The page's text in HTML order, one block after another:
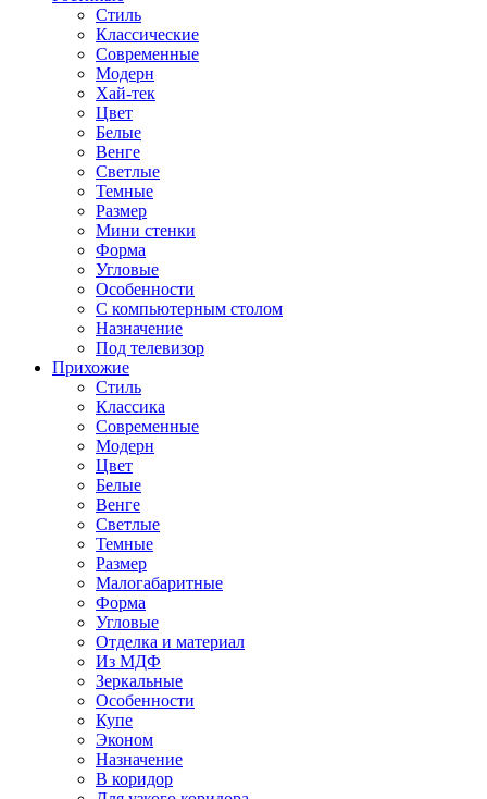
Стиль
Классические
Современные
Модерн
Хай-тек
Цвет
Белые
Венге
Светлые
Темные
Размер
Мини стенки
Форма
Угловые
Особенности
С компьютерным столом
Назначение
Под телевизор
Прихожие
Стиль
Классика
Современные
Модерн
Цвет
Белые
Венге
Светлые
Темные
Размер
Малогабаритные
Форма
Угловые
Отделка и материал
Из МДФ
Зеркальные
Особенности
Купе
Эконом
Назначение
В коридор